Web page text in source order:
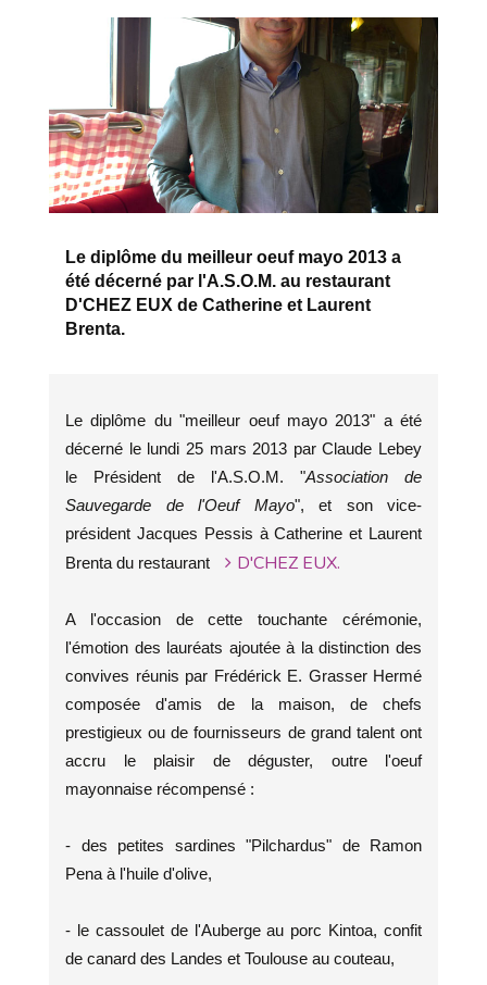
Le diplôme du meilleur oeuf mayo 2013 a
été décerné par l'A.S.O.M. au restaurant
D'CHEZ EUX de Catherine et Laurent
Brenta.
Le diplôme du "meilleur oeuf mayo 2013" a été
décerné le lundi 25 mars 2013 par Claude Lebey
le Président de l'A.S.O.M. "Association de
Sauvegarde de l'Oeuf Mayo", et son vice-
président Jacques Pessis à Catherine et Laurent
Brenta du restaurant
D'CHEZ EUX.
A l'occasion de cette touchante cérémonie,
l'émotion des lauréats ajoutée à la distinction des
convives réunis par Frédérick E. Grasser Hermé
composée d'amis de la maison, de chefs
prestigieux ou de fournisseurs de grand talent ont
accru le plaisir de déguster, outre l'oeuf
mayonnaise récompensé :
- des petites sardines "Pilchardus" de Ramon
Pena à l'huile d'olive,
- le cassoulet de l'Auberge au porc Kintoa, confit
de canard des Landes et Toulouse au couteau,